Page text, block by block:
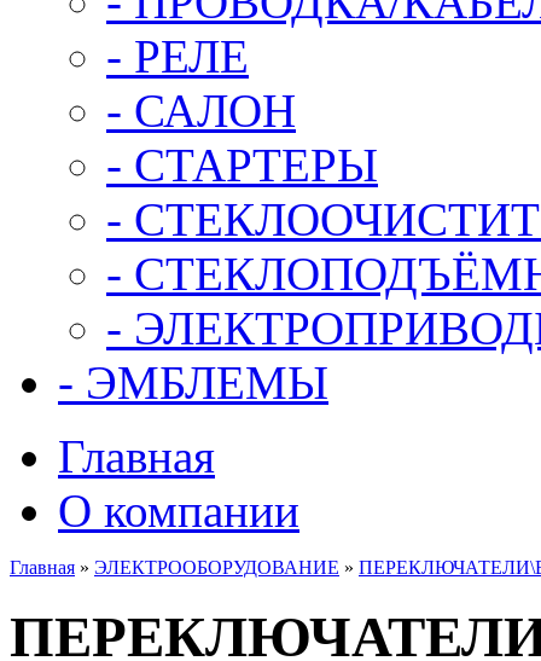
- РЕЛЕ
- САЛОН
- СТАРТЕРЫ
-
-
-
- ЭМБЛЕМЫ
Главная
О компании
Главная » ЭЛЕКТРООБОРУДОВАНИЕ »